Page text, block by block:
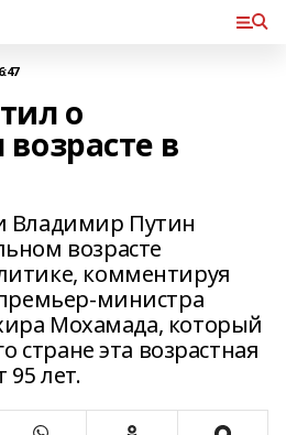
о
в
Владимир Путин
возрасте
комментируя
министра
Мохамада, который
стране эта возрастная
95 лет.